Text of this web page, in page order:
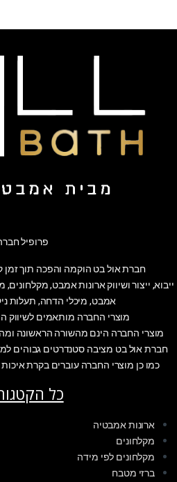
פרופיל
חברת אול בט הוקמה והפכה תוך
ייבוא, ייצור ושיווק ארונות אמבט, מקלחונים, מקלחוני 8 מ״מ, ברזי
אמבט, מיכלי הדחה, תעלות
מוצרי החברה מותאמים לשיווק
מוצרי החברה הינם מהשורה הראשונה
חברת אול בט מציבה סטנדרטים גבוהים
כמו כן מוצרי החברה עוברים בקרת
כל
ארונות אמבטיה
מקלחונים
מקלחונים לפי מידה
ברזי מטבח